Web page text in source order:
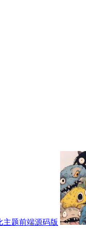
主题前端源码版